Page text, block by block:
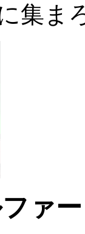
集ま
ァー